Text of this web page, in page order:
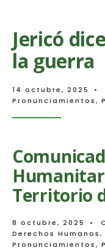
Jericó
la guerra
14 octubre, 2025 •
Pronunciamientos,
Territorio
8 octubre, 2025 •
Derechos Humanos,
Pronunciamientos,